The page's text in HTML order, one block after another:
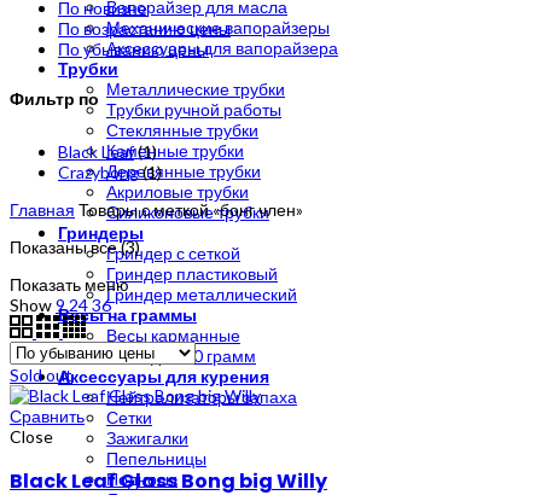
Вапорайзер для масла
Механические вапорайзеры
Аксессуары для вапорайзера
Трубки
Металлические трубки
Трубки ручной работы
Стеклянные трубки
Каменные трубки
Деревянные трубки
Акриловые трубки
Силиконовые трубки
Гриндеры
Гриндер с сеткой
Гриндер пластиковый
Гриндер металлический
Весы на граммы
Весы карманные
Весы до 500 грамм
Аксессуары для курения
Нейтрализаторы запаха
Сетки
Зажигалки
Пепельницы
Подносы
По новизне
По возрастанию цены
По убыванию цены
Фильтр по
Black Leaf(1)
Crazybong(1)
Главная Товары с меткой «бонг член»
Показаны все (3)Цены:
по
убыванию
Показать меню
Show9 2436
Sold out
Сравнить
Close
Black Leaf Glass Bong big Willy